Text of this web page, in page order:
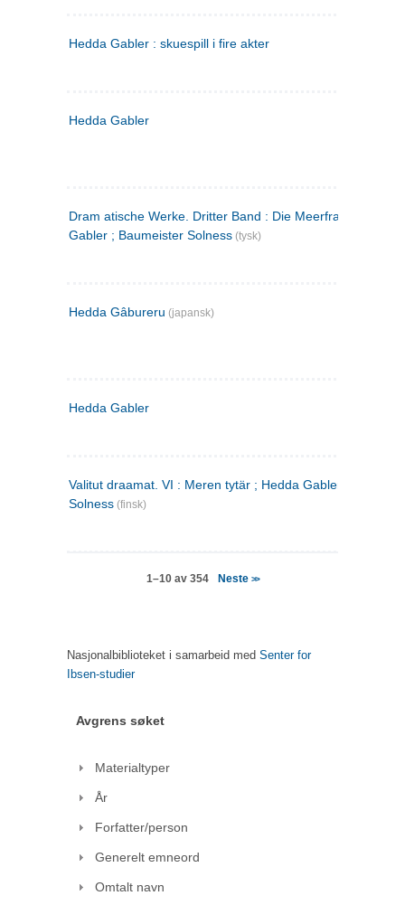
Hedda Gabler : skuespill i fire akter
Hedda Gabler
Dram atische Werke. Dritter Band : Die Meerfrau ; Hedda
Gabler ; Baumeister Solness (tysk)
Hedda Gâbureru (japansk)
Hedda Gabler
Valitut draamat. VI : Meren tytär ; Hedda Gabler ;
Solness (finsk)
1–10 av 354 Neste >>
Nasjonalbiblioteket i samarbeid med Senter for
Ibsen-studier
Avgrens søket
Materialtyper
År
Forfatter/person
Generelt emneord
Omtalt navn